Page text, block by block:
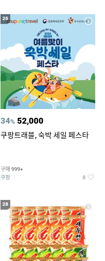
26
34% 52,000
쿠팡트래블, 숙박 세일 페스타
구매 999+
쿠팡 8
28